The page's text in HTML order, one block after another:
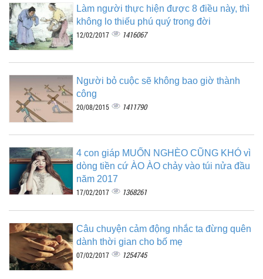
Làm người thực hiện được 8 điều này, thì
không lo thiếu phú quý trong đời
12/02/2017 1416067
Người bỏ cuộc sẽ không bao giờ thành
công
20/08/2015 1411790
4 con giáp MUỐN NGHÈO CŨNG KHÓ vì
dòng tiền cứ ÀO ÀO chảy vào túi nửa đầu
năm 2017
17/02/2017 1368261
Câu chuyện cảm động nhắc ta đừng quên
dành thời gian cho bố mẹ
07/02/2017 1254745